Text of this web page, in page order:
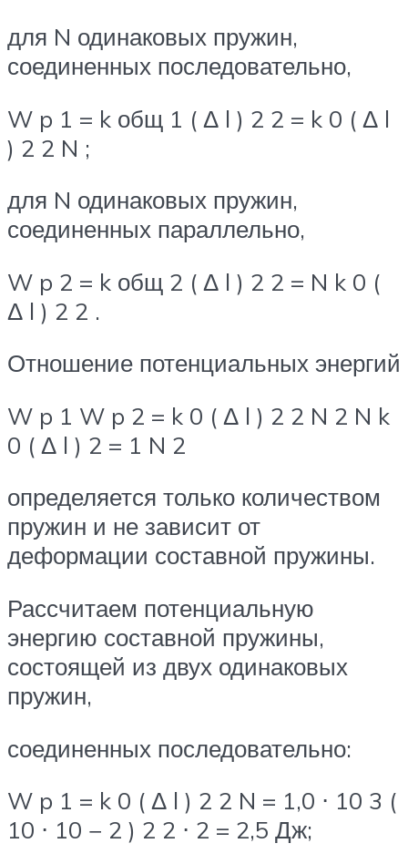
для N одинаковых пружин,
соединенных последовательно,
W p 1 = k общ 1 ( Δ l ) 2 2 = k 0 ( Δ l
) 2 2 N ;
для N одинаковых пружин,
соединенных параллельно,
W p 2 = k общ 2 ( Δ l ) 2 2 = N k 0 (
Δ l ) 2 2 .
Отношение потенциальных энергий
W p 1 W p 2 = k 0 ( Δ l ) 2 2 N 2 N k
0 ( Δ l ) 2 = 1 N 2
определяется только количеством
пружин и не зависит от
деформации составной пружины.
Рассчитаем потенциальную
энергию составной пружины,
состоящей из двух одинаковых
пружин,
соединенных последовательно:
W p 1 = k 0 ( Δ l ) 2 2 N = 1,0 ⋅ 10 3 (
10 ⋅ 10 − 2 ) 2 2 ⋅ 2 = 2,5 Дж;